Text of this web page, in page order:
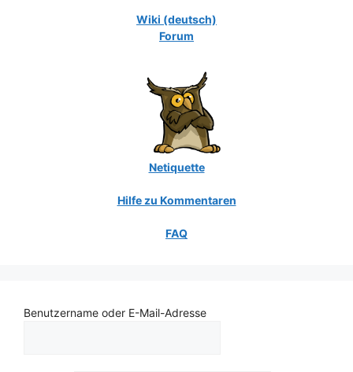
Wiki (deutsch)
Forum
Netiquette
Hilfe zu Kommentaren
FAQ
Benutzername oder E-Mail-Adresse